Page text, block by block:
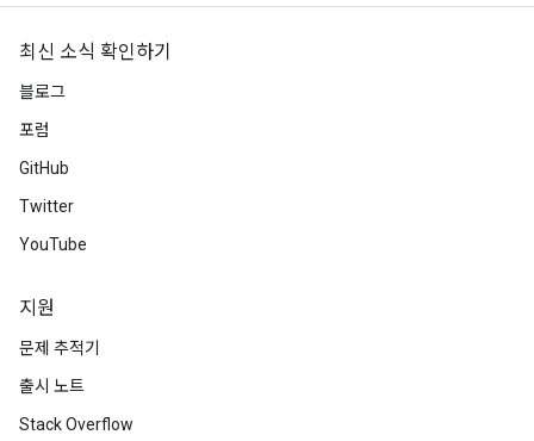
최신 소식 확인하기
블로그
포럼
GitHub
Twitter
YouTube
지원
문제 추적기
출시 노트
Stack Overflow